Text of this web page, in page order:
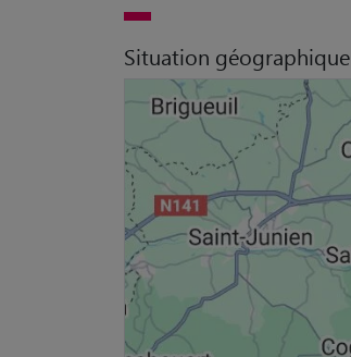
Situation géographique